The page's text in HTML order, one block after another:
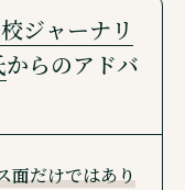
ジャーナリ
からのアドバ
面だけではあり